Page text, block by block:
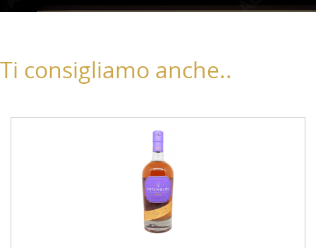
Ti consigliamo anche..